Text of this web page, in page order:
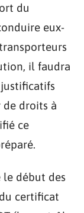
du
eux-
il faudra
de droits à
ce
le début des
certificat